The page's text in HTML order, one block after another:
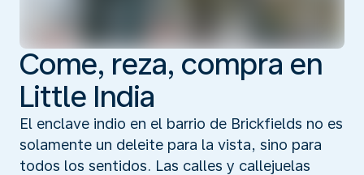
Come, reza, compra en
Little India
El enclave indio en el barrio de Brickfields no es
solamente un deleite para la vista, sino para
todos los sentidos. Las calles y callejuelas